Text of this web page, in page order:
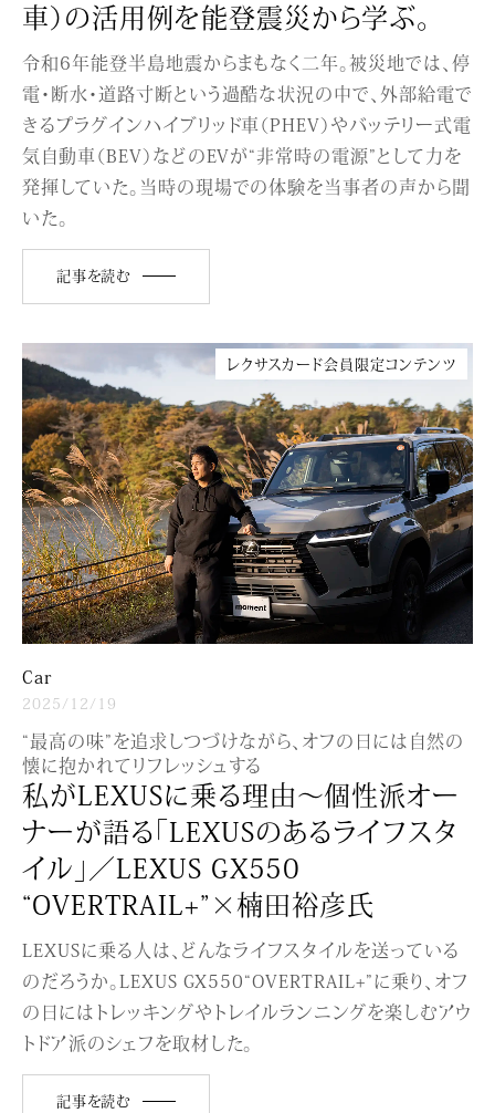
車）の活用例を能登震災から学ぶ。
令和6年能登半島地震からまもなく二年。被災地では、停
電・断水・道路寸断という過酷な状況の中で、外部給電で
きるプラグインハイブリッド車（PHEV）やバッテリー式電
気自動車（BEV）などのEVが“非常時の電源”として力を
発揮していた。当時の現場での体験を当事者の声から聞
いた。
記事を読む
レクサスカード会員限定コンテンツ
Car
2025/12/19
“最高の味”を追求しつづけながら、オフの日には自然の
懐に抱かれてリフレッシュする
私がLEXUSに乗る理由〜個性派オー
ナーが語る「LEXUSのあるライフスタ
イル」／LEXUS GX550
“OVERTRAIL+”×楠田裕彦氏
LEXUSに乗る人は、どんなライフスタイルを送っている
のだろうか。LEXUS GX550“OVERTRAIL+”に乗り、オフ
の日にはトレッキングやトレイルランニングを楽しむアウ
トドア派のシェフを取材した。
記事を読む